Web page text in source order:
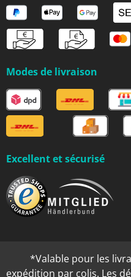
Modes de livraison
Excellent et sécurisé
*Valable pour les
expédition par colis. Les